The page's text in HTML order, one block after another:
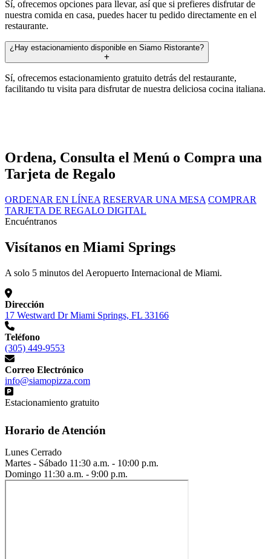
Sí, ofrecemos opciones para llevar, así que si prefieres disfrutar de
nuestra comida en casa, puedes hacer tu pedido directamente en el
restaurante.
¿Hay estacionamiento disponible en Siamo Ristorante?
Sí, ofrecemos estacionamiento gratuito detrás del restaurante,
facilitando tu visita para disfrutar de nuestra deliciosa cocina italiana.
Ordena, Consulta el Menú o Compra una
Tarjeta de Regalo
ORDENAR EN LÍNEA RESERVAR UNA MESA COMPRAR
TARJETA DE REGALO DIGITAL
Encuéntranos
Visítanos en Miami Springs
A solo 5 minutos del Aeropuerto Internacional de Miami.
Dirección
17 Westward Dr Miami Springs, FL 33166
Teléfono
(305) 449-9553
Correo Electrónico
info@siamopizza.com
Estacionamiento gratuito
Horario de Atención
Lunes Cerrado
Martes - Sábado 11:30 a.m. - 10:00 p.m.
Domingo 11:30 a.m. - 9:00 p.m.